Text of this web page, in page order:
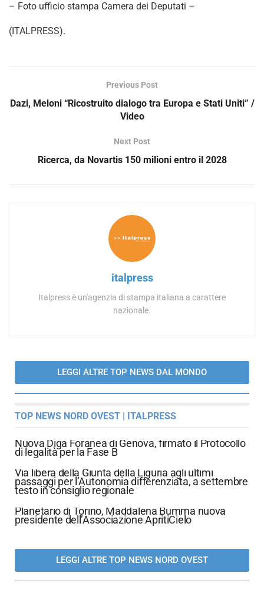
– Foto ufficio stampa Camera dei Deputati –
(ITALPRESS).
Previous Post
Dazi, Meloni “Ricostruito dialogo tra Europa e Stati Uniti” /
Video
Next Post
Ricerca, da Novartis 150 milioni entro il 2028
italpress
Italpress è un'agenzia di stampa italiana a carattere
nazionale.
LEGGI ALTRE TOP NEWS DAL MONDO
TOP NEWS NORD OVEST | ITALPRESS
Nuova Diga Foranea di Genova, firmato il Protocollo
di legalità per la Fase B
Via libera della Giunta della Liguria agli ultimi
passaggi per l’Autonomia differenziata, a settembre
testo in consiglio regionale
Planetario di Torino, Maddalena Bumma nuova
presidente dell’Associazione ApritiCielo
LEGGI ALTRE TOP NEWS NORD OVEST